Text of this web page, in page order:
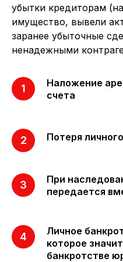
убытки кредиторам
имущество, вывели
заранее убыточные
ненадежными
Наложение
счета
Потеря
При
передается
Личное
которое
банкротстве